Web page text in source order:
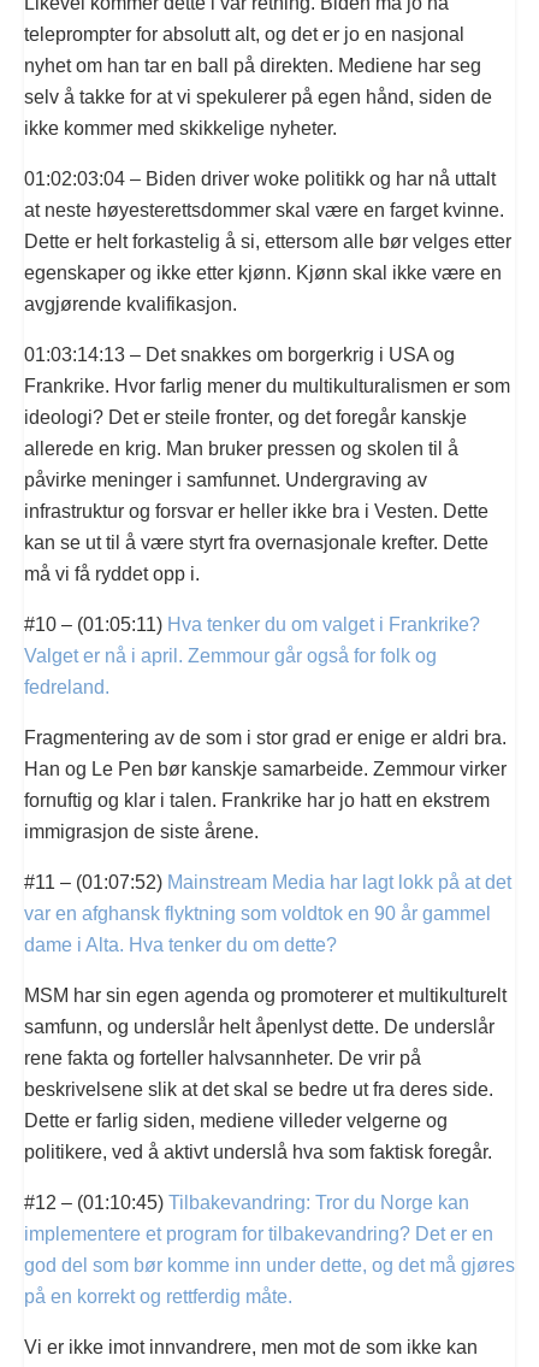
teleprompter for absolutt alt, og det er jo en nasjonal
nyhet om han tar en ball på direkten. Mediene har seg
selv å takke for at vi spekulerer på egen hånd, siden de
ikke kommer med skikkelige nyheter.
01:02:03:04 – Biden driver woke politikk og har nå uttalt
at neste høyesterettsdommer skal være en farget kvinne.
Dette er helt forkastelig å si, ettersom alle bør velges etter
egenskaper og ikke etter kjønn. Kjønn skal ikke være en
avgjørende kvalifikasjon.
01:03:14:13 – Det snakkes om borgerkrig i USA og
Frankrike. Hvor farlig mener du multikulturalismen er som
ideologi? Det er steile fronter, og det foregår kanskje
allerede en krig. Man bruker pressen og skolen til å
påvirke meninger i samfunnet. Undergraving av
infrastruktur og forsvar er heller ikke bra i Vesten. Dette
kan se ut til å være styrt fra overnasjonale krefter. Dette
må vi få ryddet opp i.
#10 – (01:05:11) Hva tenker du om valget i Frankrike?
Valget er nå i april. Zemmour går også for folk og
fedreland.
Fragmentering av de som i stor grad er enige er aldri bra.
Han og Le Pen bør kanskje samarbeide. Zemmour virker
fornuftig og klar i talen. Frankrike har jo hatt en ekstrem
immigrasjon de siste årene.
#11 – (01:07:52) Mainstream Media har lagt lokk på at det
var en afghansk flyktning som voldtok en 90 år gammel
dame i Alta. Hva tenker du om dette?
MSM har sin egen agenda og promoterer et multikulturelt
samfunn, og underslår helt åpenlyst dette. De underslår
rene fakta og forteller halvsannheter. De vrir på
beskrivelsene slik at det skal se bedre ut fra deres side.
Dette er farlig siden, mediene villeder velgerne og
politikere, ved å aktivt underslå hva som faktisk foregår.
#12 – (01:10:45) Tilbakevandring: Tror du Norge kan
implementere et program for tilbakevandring? Det er en
god del som bør komme inn under dette, og det må gjøres
på en korrekt og rettferdig måte.
Vi er ikke imot innvandrere, men mot de som ikke kan